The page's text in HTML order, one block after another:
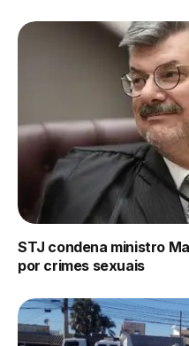
STJ condena ministro
por crimes sexuais